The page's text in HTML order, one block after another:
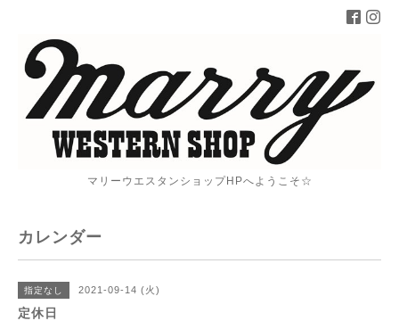
マリーウエスタンショップHPへようこそ☆
カレンダー
指定なし 2021-09-14 (火)
定休日